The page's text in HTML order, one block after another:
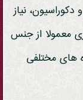
نیاز
معمولا از جنس
های مختلفی